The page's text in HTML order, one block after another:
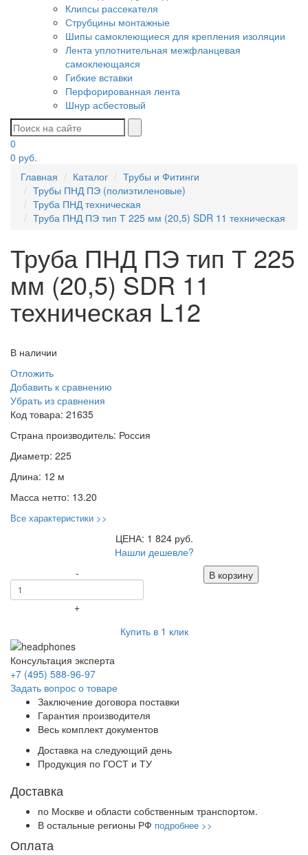
Клипсы рассекателя
Струбцины монтажные
Шипы самоклеющиеся для крепления изоляции
Лента уплотнительная межфланцевая
самоклеющаяся
Гибкие вставки
Перфорированная лента
Шнур асбестовый
0
0 руб.
Главная
Каталог
Трубы и Фитинги
Трубы ПНД ПЭ (полиэтиленовые)
Труба ПНД техническая
Труба ПНД ПЭ тип Т 225 мм (20,5) SDR 11 техническая
Труба ПНД ПЭ тип Т 225
мм (20,5) SDR 11
техническая L12
В наличии
Отложить
Добавить к сравнению
Убрать из сравнения
Код товара: 21635
Страна производитель: Россия
Диаметр: 225
Длина: 12 м
Масса нетто: 13.20
Все характеристики >>
ЦЕНА: 1 824 руб.
Нашли дешевле?
-
+
В корзину
Купить в 1 клик
Консультация эксперта
+7 (495) 588-96-97
Задать вопрос о товаре
Заключение договора поставки
Гарантия производителя
Весь комплект документов
Доставка на следующий день
Продукция по ГОСТ и ТУ
Доставка
по Москве и области собственным транспортом.
В остальные регионы РФ подробнее >>
Оплата